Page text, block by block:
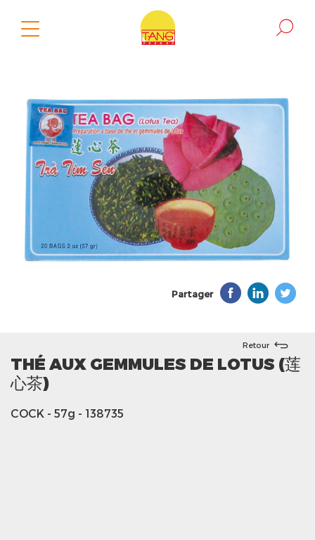
Partager
Retour
THÉ AUX GEMMULES DE LOTUS (莲
心茶)
COCK - 57g - 138735